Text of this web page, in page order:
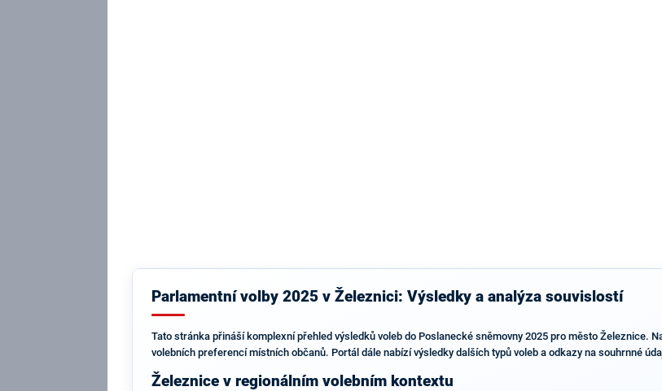
Parlamentní volby 2025 v Železnici: Výsledky a analýza souvislostí
Tato stránka přináší komplexní přehled výsledků voleb do Poslanecké sněmovny 2025 pro město Železnice.
volebních preferencí místních občanů. Portál dále nabízí výsledky dalších typů voleb a odkazy na souhrnné
Železnice v regionálním volebním kontextu